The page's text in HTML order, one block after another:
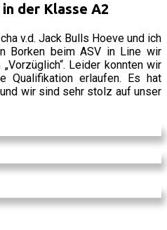
der Klasse A2
v.d. Jack Bulls Hoeve und ich
Borken beim ASV in Line wir
Leider konnten wir
Qualifikation erlaufen. Es hat
wir sind sehr stolz auf unser